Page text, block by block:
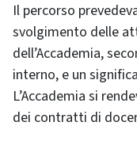
Il percorso
svolgimento delle
dell’Accademia,
interno, e un
L’Accademia si
dei contratti di